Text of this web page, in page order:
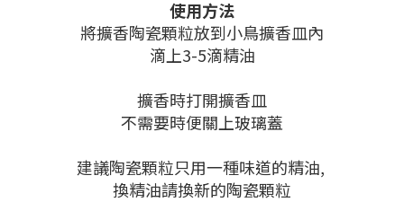
使用方法
將擴香陶瓷顆粒放到小鳥擴香皿內
滴上3-5滴精油
擴香時打開擴香皿
不需要時便關上玻璃蓋
建議陶瓷顆粒只用一種味道的精油,
換精油請換新的陶瓷顆粒